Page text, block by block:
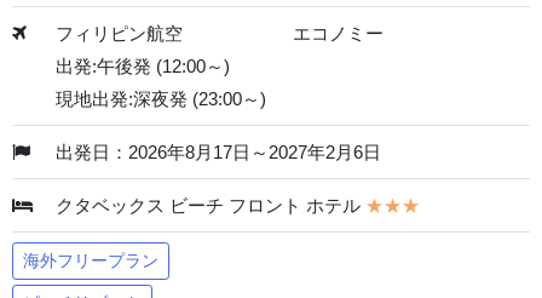
フィリピン航空
エコノミー
出発:午後発 (12:00～)
現地出発:深夜発 (23:00～)
出発日：2026年8月17日～2027年2月6日
クタベックス ビーチ フロント ホテル ★★★
海外フリープラン